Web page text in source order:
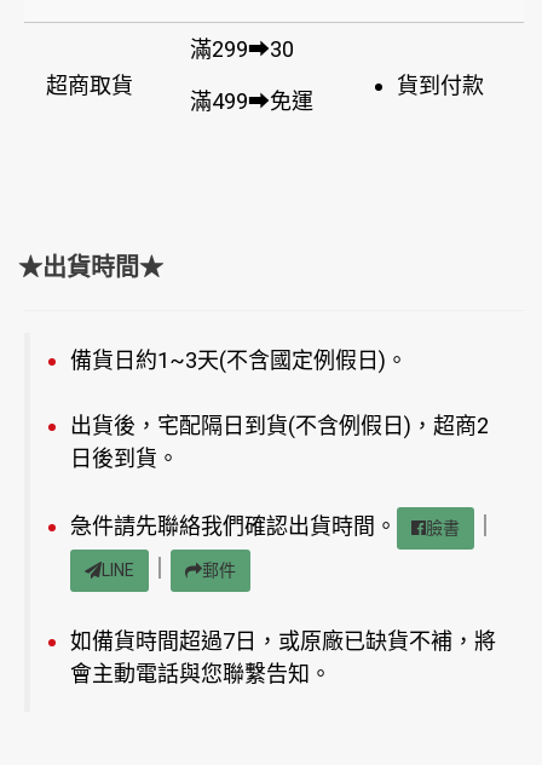
超商取貨
滿299➡30
滿499➡免運
貨到付款
★出貨時間★
備貨日約1~3天(不含國定例假日)。
出貨後，宅配隔日到貨(不含例假日)，超商2
日後到貨。
急件請先聯絡我們確認出貨時間。 臉書
LINE 郵件
如備貨時間超過7日，或原廠已缺貨不補，將
會主動電話與您聯繫告知。